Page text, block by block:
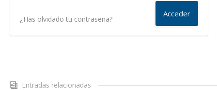
¿Has olvidado tu contraseña?
Entradas relacionadas